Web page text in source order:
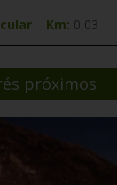
Km: 0,03
próximos